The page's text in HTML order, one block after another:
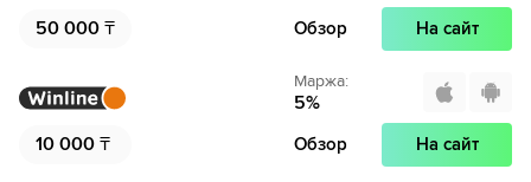
50 000 ₸ Обзор На сайт
10 000 ₸
Маржа:
5%
Обзор На сайт